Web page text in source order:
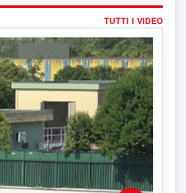
TUTTI I VIDEO